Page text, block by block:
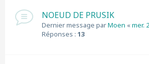
NOEUD DE PRUSIK
Dernier message parMoen «mer.
Réponses : 13